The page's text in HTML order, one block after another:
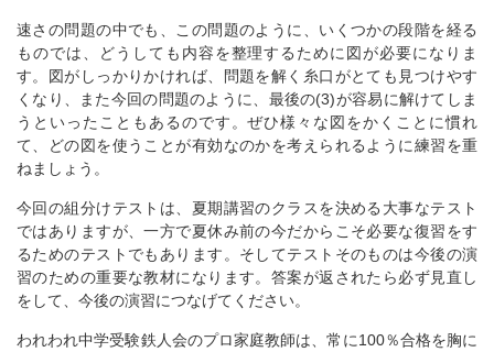
速さの問題の中でも、この問題のように、いくつかの段階を経る
ものでは、どうしても内容を整理するために図が必要になりま
す。図がしっかりかければ、問題を解く糸口がとても見つけやす
くなり、また今回の問題のように、最後の(3)が容易に解けてしま
うといったこともあるのです。ぜひ様々な図をかくことに慣れ
て、どの図を使うことが有効なのかを考えられるように練習を重
ねましょう。
今回の組分けテストは、夏期講習のクラスを決める大事なテスト
ではありますが、一方で夏休み前の今だからこそ必要な復習をす
るためのテストでもあります。そしてテストそのものは今後の演
習のための重要な教材になります。答案が返されたら必ず見直し
をして、今後の演習につなげてください。
われわれ中学受験鉄人会のプロ家庭教師は、常に100％合格を胸に